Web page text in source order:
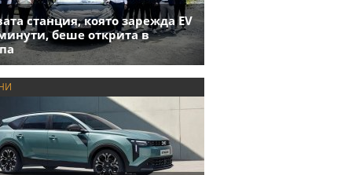
станция, която зарежда EV
беше открита в